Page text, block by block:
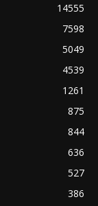
14555
7598
5049
4539
1261
875
844
636
527
386